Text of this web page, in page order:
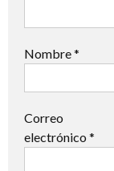
Nombre*
Correo
electrónico *